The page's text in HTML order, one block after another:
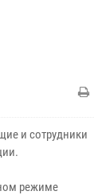
и сотрудники
режиме